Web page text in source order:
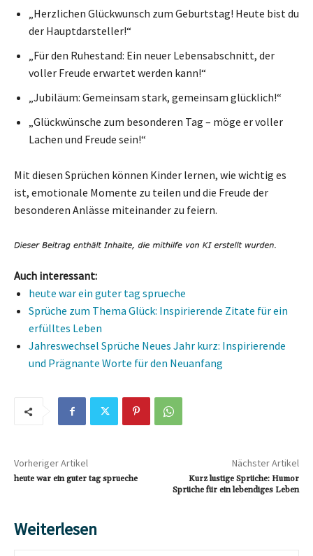
„Herzlichen Glückwunsch zum Geburtstag! Heute bist du
der Hauptdarsteller!“
„Für den Ruhestand: Ein neuer Lebensabschnitt, der
voller Freude erwartet werden kann!“
„Jubiläum: Gemeinsam stark, gemeinsam glücklich!“
„Glückwünsche zum besonderen Tag – möge er voller
Lachen und Freude sein!“
Mit diesen Sprüchen können Kinder lernen, wie wichtig es
ist, emotionale Momente zu teilen und die Freude der
besonderen Anlässe miteinander zu feiern.
Auch interessant:
heute war ein guter tag sprueche
Sprüche zum Thema Glück: Inspirierende Zitate für ein
erfülltes Leben
Jahreswechsel Sprüche Neues Jahr kurz: Inspirierende
und Prägnante Worte für den Neuanfang
Vorheriger Artikel
heute war ein guter tag sprueche
Nächster Artikel
Kurz lustige Sprüche: Humor
Sprüche für ein lebendiges Leben
Weiterlesen